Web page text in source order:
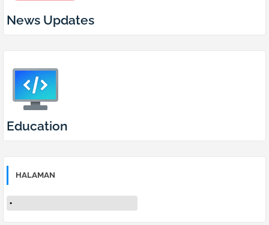
News Updates
Education
HALAMAN